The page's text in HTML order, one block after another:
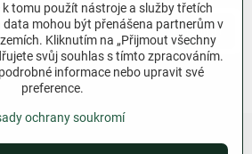
Odebírat
novinek e-mailem.
tomu použít nástroje a služby třetích
mohou být přenášena partnerům v
zemích. Kliknutím na „Přijmout všechny
svůj souhlas s tímto zpracováním.
informace nebo upravit své
preference.
ochrany soukromí